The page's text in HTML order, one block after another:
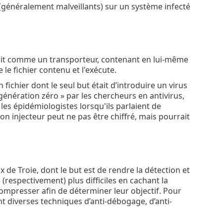
malveillants) sur un système infecté
comme un transporteur, contenant en lui-même
le fichier contenu et l'exécute.
dont le seul but était d’introduire un virus
zéro » par les chercheurs en antivirus,
épidémiologistes lorsqu'ils parlaient de
injecteur peut ne pas être chiffré, mais pourrait
de Troie, dont le but est de rendre la détection et
plus difficiles en cachant la
afin de déterminer leur objectif. Pour
techniques d’anti-débogage, d’anti-